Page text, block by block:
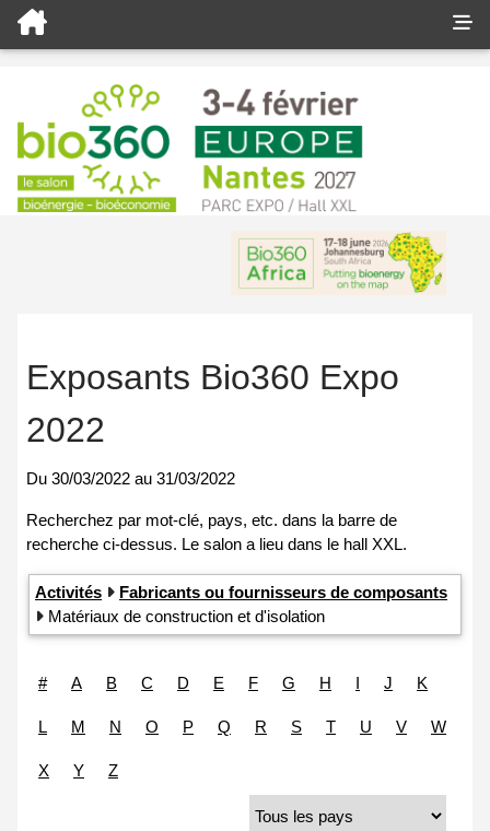
Exposants Bio360 Expo
2022
Du 30/03/2022 au 31/03/2022
Activités
Fabricants ou fournisseurs de composants
Matériaux de construction et d'isolation
# A B C D E F G H I J K
L M N O P Q R S T U V W
X Y Z